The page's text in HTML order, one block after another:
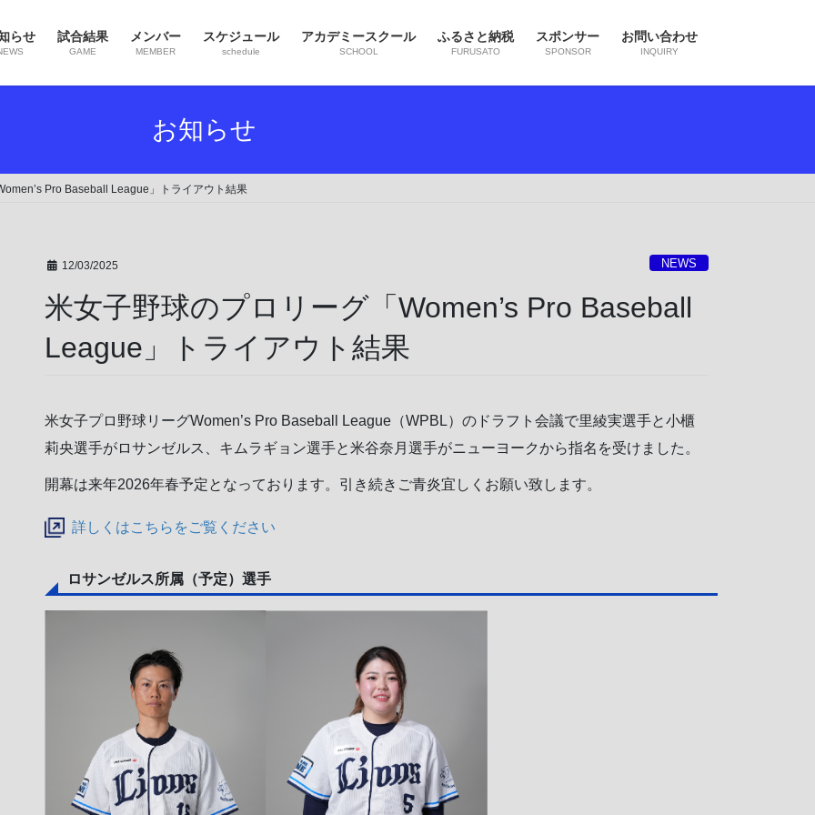
らせ 試合結果
GAME
メンバー
MEMBER
スケジュール
schedule
アカデミースクール
SCHOOL
ふるさと納税
FURUSATO
スポンサー
SPONSOR
お問い合わせ
INQUIRY
お知らせ
Pro Baseball League」トライアウト結果
12/03/2025 NEWS
米女子野球のプロリーグ「Women’s Pro Baseball
League」トライアウト結果
米女子プロ野球リーグWomen’s Pro Baseball League（WPBL）のドラフト会議で里綾実選手と小櫃
莉央選手がロサンゼルス、キムラギョン選手と米谷奈月選手がニューヨークから指名を受けました。
開幕は来年2026年春予定となっております。引き続きご青炎宜しくお願い致します。
詳しくはこちらをご覧ください
ロサンゼルス所属（予定）選手